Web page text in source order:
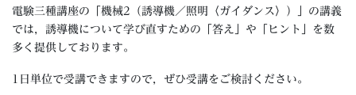
電験三種講座の「機械2（誘導機／照明〈ガイダンス〉）」の講義
では，誘導機について学び直すための「答え」や「ヒント」を数
多く提供しております。
1日単位で受講できますので，ぜひ受講をご検討ください。